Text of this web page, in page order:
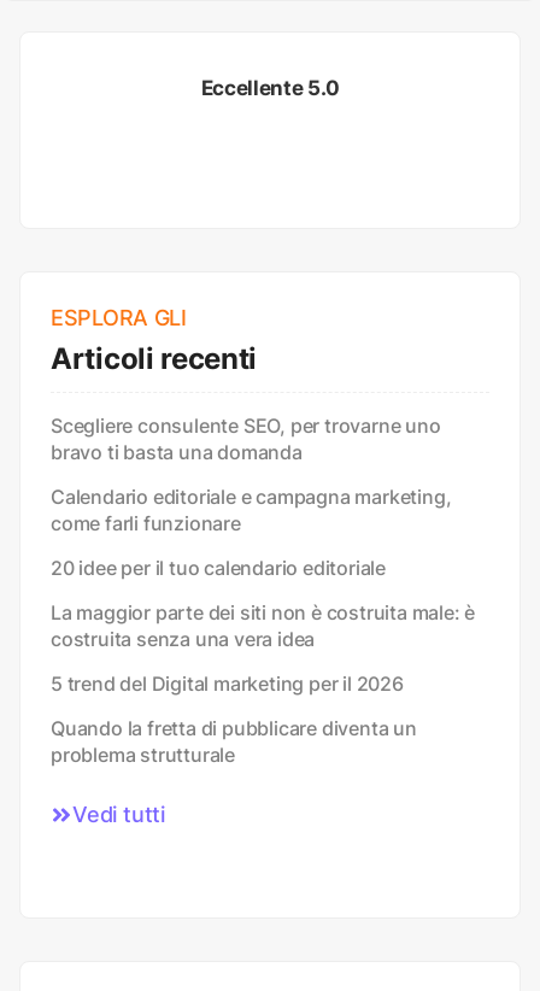
Eccellente 5.0
ESPLORA GLI
Articoli recenti
Scegliere consulente SEO, per trovarne uno
bravo ti basta una domanda
Calendario editoriale e campagna marketing,
come farli funzionare
20 idee per il tuo calendario editoriale
La maggior parte dei siti non è costruita male: è
costruita senza una vera idea
5 trend del Digital marketing per il 2026
Quando la fretta di pubblicare diventa un
problema strutturale
Vedi tutti